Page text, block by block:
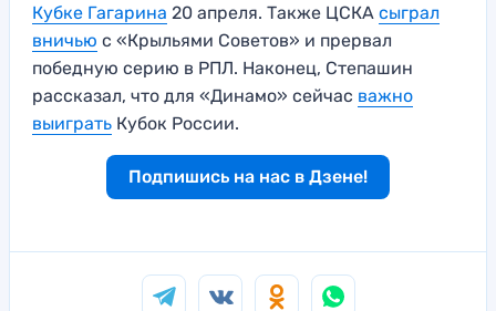
Кубке Гагарина 20 апреля. Также ЦСКА сыграл
вничью с «Крыльями Советов» и прервал
победную серию в РПЛ. Наконец, Степашин
рассказал, что для «Динамо» сейчас важно
выиграть Кубок России.
Подпишись на нас в Дзене!